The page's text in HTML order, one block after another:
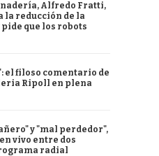
Alfredo Fratti,
la reducción de la
que los robots
el filoso comentario de
Ripoll en plena
y "mal perdedor",
vivo entre dos
radial